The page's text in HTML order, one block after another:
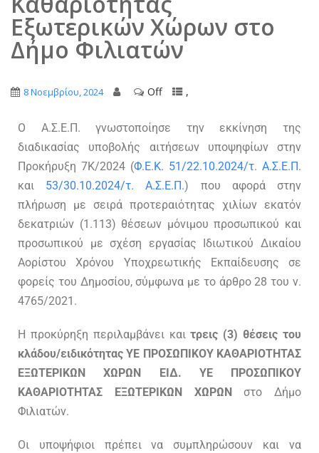
Εξωτερικών Χώρων στο
Δήμο Φιλιατών
8 Νοεμβρίου, 2024 Off ,
O Α.Σ.Ε.Π. γνωστοποίησε την εκκίνηση της
διαδικασίας υποβολής αιτήσεων υποψηφίων στην
Προκήρυξη 7Κ/2024 (Φ.Ε.Κ. 51/22.10.2024/τ. Α.Σ.Ε.Π.
και 53/30.10.2024/τ. Α.Σ.Ε.Π.) που αφορά στην
πλήρωση με σειρά προτεραιότητας χιλίων εκατόν
δεκατριών (1.113) θέσεων μόνιμου προσωπικού και
προσωπικού με σχέση εργασίας Ιδιωτικού Δικαίου
Αορίστου Χρόνου Υποχρεωτικής Εκπαίδευσης σε
φορείς του Δημοσίου, σύμφωνα με το άρθρο 28 του ν.
4765/2021.
Η προκύρηξη περιλαμβάνει καιτρεις (3) θέσεις του
κλάδου/ειδικότητας ΥΕ ΠΡΟΣΩΠΙΚΟΥ ΚΑΘΑΡΙΟΤΗΤΑΣ
ΕΞΩΤΕΡΙΚΩΝ ΧΩΡΩΝ ΕΙΔ. ΥΕ ΠΡΟΣΩΠΙΚΟΥ
ΚΑΘΑΡΙΟΤΗΤΑΣ ΕΞΩΤΕΡΙΚΩΝ ΧΩΡΩΝ
στο Δήμο
Φιλιατών.
Οι υποψήφιοι πρέπει να συμπληρώσουν και να